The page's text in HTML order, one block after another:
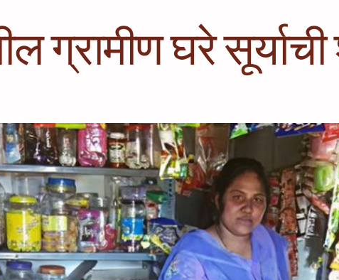
ग्रामीण घरे